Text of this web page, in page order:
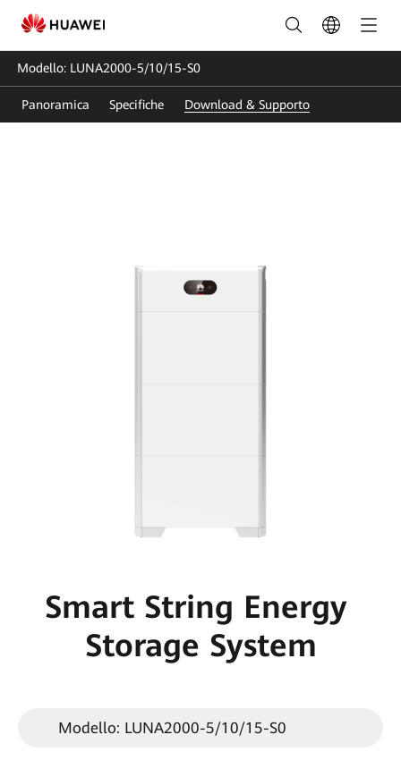
Guida
utente
Smart
String
FusionSolar
Modello: LUNA2000-5/10/15-S0
Panoramica Specifiche Download & Supporto
Smart String Energy
Storage System
Modello: LUNA2000-5/10/15-S0